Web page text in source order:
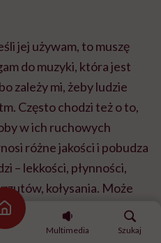
Strona główna
Multimedia
Szukaj
jej używam, to muszę
do muzyki, która jest
zależy mi, żeby ludzie
Często chodzi też o to,
w ich ruchowych
różne jakości i pobudza
– lekkości, płynności,
kołysania. Może